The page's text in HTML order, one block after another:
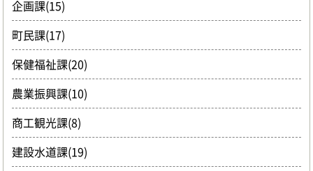
企画課(15)
町民課(17)
保健福祉課(20)
農業振興課(10)
商工観光課(8)
建設水道課(19)